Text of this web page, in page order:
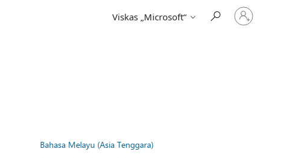
Viskas „Microsoft“
Prisijunkite
prie
paskyros
Bahasa Melayu (Asia Tenggara)